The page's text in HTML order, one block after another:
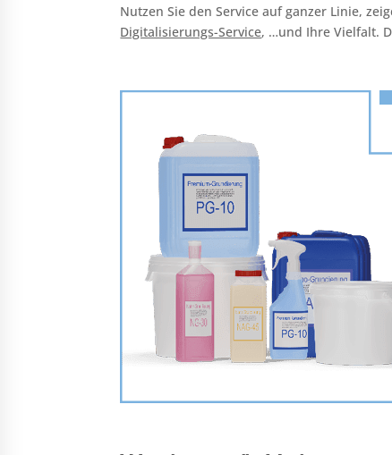
Nutzen Sie den Service auf ganzer Linie,
Digitalisierungs-Service, …und Ihre Vielfalt.